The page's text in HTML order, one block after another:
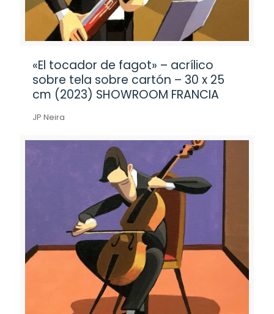
«El tocador de fagot» – acrílico
sobre tela sobre cartón – 30 x 25
cm (2023) SHOWROOM FRANCIA
JP Neira